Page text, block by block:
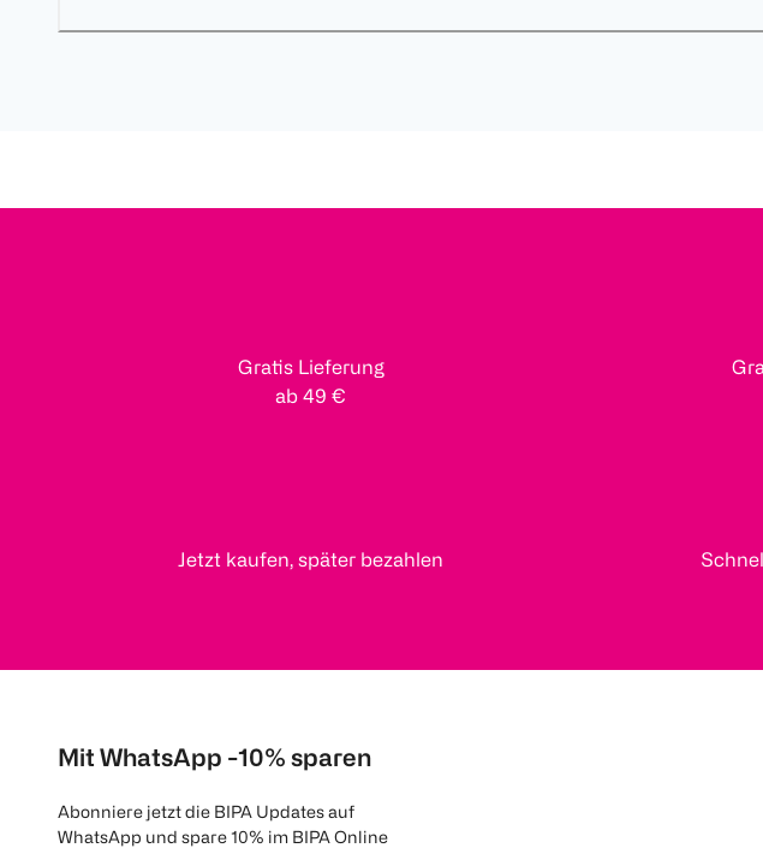
Gratis Lieferung
ab 49 €
Jetzt kaufen, später bezahlen
Mit WhatsApp -10% sparen
Abonniere jetzt die BIPA Updates auf
WhatsApp und spare 10% im BIPA Online